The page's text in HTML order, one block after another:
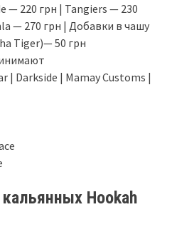
— 220 грн | Tangiers — 230
— 270 грн | Добавки в чашу
Tiger)— 50 грн
| Darkside | Mamay Customs |
Hookah